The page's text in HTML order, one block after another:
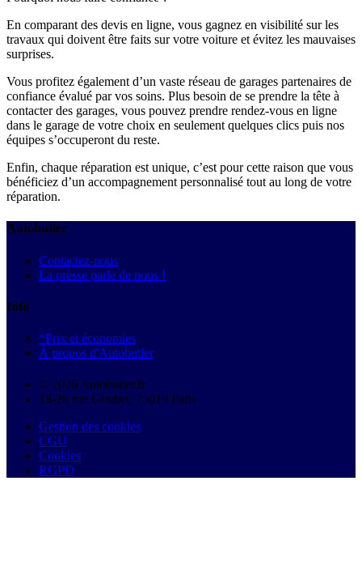
En comparant des devis en ligne, vous gagnez en visibilité sur les
travaux qui doivent être faits sur votre voiture et évitez les mauvaises
surprises.
Vous profitez également d’un vaste réseau de garages partenaires de
confiance évalué par vos soins. Plus besoin de se prendre la tête à
contacter des garages, vous pouvez prendre rendez-vous en ligne
dans le garage de votre choix en seulement quelques clics puis nos
équipes s’occuperont du reste.
Enfin, chaque réparation est unique, c’est pour cette raison que vous
bénéficiez d’un accompagnement personnalisé tout au long de votre
réparation.
Autobutler
Contactez-nous
La presse parle de nous !
Info
*Prix et économies
À propos d'Autobutler
© 2026 Autobutler.fr
18-26 rue Goubet, 75019 Paris
Gestion des cookies
CGU
Cookies
RGPD